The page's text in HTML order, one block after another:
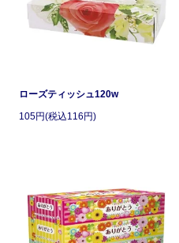
ローズティッシュ120w
105円(税込116円)